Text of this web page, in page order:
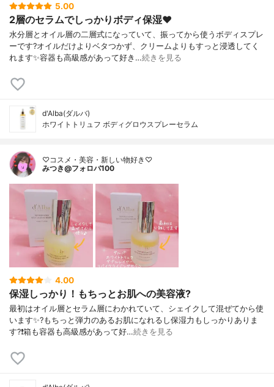
5.00
2層のセラムでしっかりボディ保湿❤️
水分層とオイル層の二層式になっていて、振ってから使うボディスプレ
ーです?オイルだけよりベタつかず、クリームよりもすっと浸透してく
れます✨容器も高級感があって好き…続きを見る
d'Alba(ダルバ)
ホワイトトリュフ ボディグロウスプレーセラム
♡コスメ・美容・新しい物好き♡
みつき@フォロバ100
4.00
保湿しっかり！もちっとお肌への美容液?
最初はオイル層とセラム層にわかれていて、シェイクして混ぜてから使
います✨?もちっと弾力のあるお肌になれるし保湿力もしっかりありま
す?❗箱も容器も高級感があって好…続きを見る